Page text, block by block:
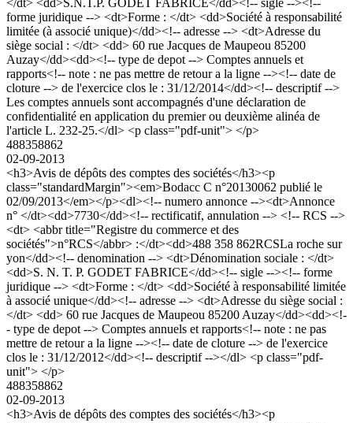
forme juridique --> <dt>Forme : </dt> <dd>Société à responsabilité
limitée (à associé unique)</dd><!-- adresse --> <dt>Adresse du
siège social : </dt> <dd> 60 rue Jacques de Maupeou 85200
Auzay</dd><dd><!-- type de depot --> Comptes annuels et
rapports<!-- note : ne pas mettre de retour a la ligne --><!-- date de
cloture --> de l'exercice clos le : 31/12/2014</dd><!-- descriptif -->
Les comptes annuels sont accompagnés d'une déclaration de
confidentialité en application du premier ou deuxième alinéa de
l'article L. 232-25.</dl> <p class="pdf-unit"> </p>
488358862
02-09-2013
<h3>Avis de dépôts des comptes des sociétés</h3><p
class="standardMargin"><em>Bodacc C n°20130062 publié le
02/09/2013</em></p><dl><!-- numero annonce --><dt>Annonce
n° </dt><dd>7730</dd><!-- rectificatif, annulation --> <!-- RCS -->
<dt> <abbr title="Registre du commerce et des
sociétés">n°RCS</abbr> :</dt><dd>488 358 862RCSLa roche sur
yon</dd><!-- denomination --> <dt>Dénomination sociale : </dt>
<dd>S. N. T. P. GODET FABRICE</dd><!-- sigle --><!-- forme
juridique --> <dt>Forme : </dt> <dd>Société à responsabilité limitée
à associé unique</dd><!-- adresse --> <dt>Adresse du siège social :
</dt> <dd> 60 rue Jacques de Maupeou 85200 Auzay</dd><dd><!-
- type de depot --> Comptes annuels et rapports<!-- note : ne pas
mettre de retour a la ligne --><!-- date de cloture --> de l'exercice
clos le : 31/12/2012</dd><!-- descriptif --></dl> <p class="pdf-
unit"> </p>
488358862
02-09-2013
<h3>Avis de dépôts des comptes des sociétés</h3><p